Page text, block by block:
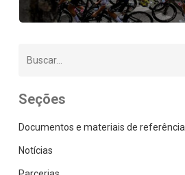
Seções
Documentos e materiais de referência
Notícias